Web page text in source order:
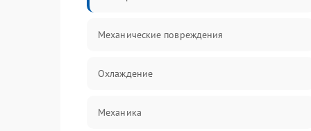
Механические повреждения
Охлаждение
Механика